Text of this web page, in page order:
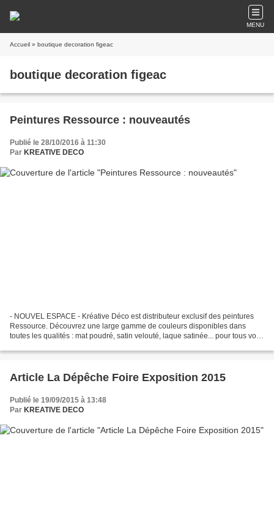
MENU
Accueil » boutique decoration figeac
boutique decoration figeac
Peintures Ressource : nouveautés
Publié le 28/10/2016 à 11:30
Par KREATIVE DECO
- NOUVEL ESPACE - Kréative Déco est distributeur exclusif des peintures
Ressource. Découvrez une large gamme de couleurs disponibles dans
toutes les qualités : mat poudré, satin velouté, laque satinée... pour tous vos
Article La Dépêche Foire Exposition 2015
Publié le 19/09/2015 à 13:48
Par KREATIVE DECO